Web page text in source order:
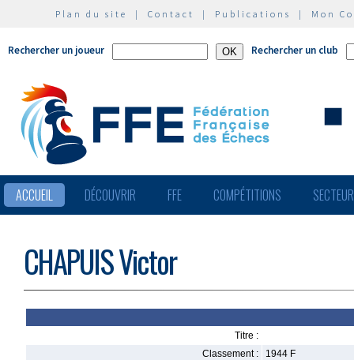
Plan du site | Contact | Publications | Mon
Rechercher un joueur Rechercher un club
ACCUEIL DÉCOUVRIR FFE COMPÉTITIONS
CHAPUIS Victor
Titre :
Classement :
1944 F